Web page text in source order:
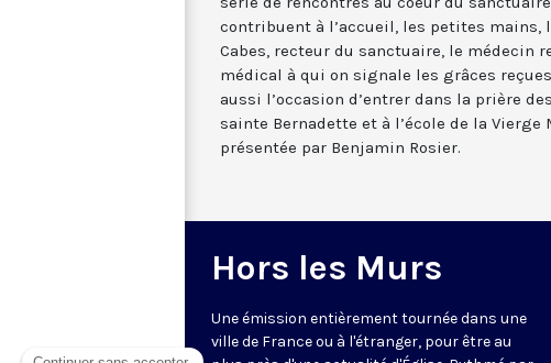
contribuent à l’accueil, les petites mains,
Cabes, recteur du sanctuaire, le médecin
médical à qui on signale les grâces
aussi l’occasion d’entrer dans la prière
sainte Bernadette et à l’école de la Vierge
présentée par Benjamin Rosier.
Hors les Murs
Une émission entièrement tournée dans une
ville de France ou à l'étranger, pour être au